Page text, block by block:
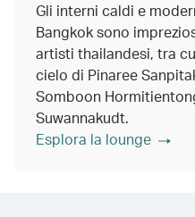
Gli interni caldi e
Bangkok sono
artisti thailandesi, tra
cielo di Pinaree
Somboon
Suwannakudt.
Esplora la lounge